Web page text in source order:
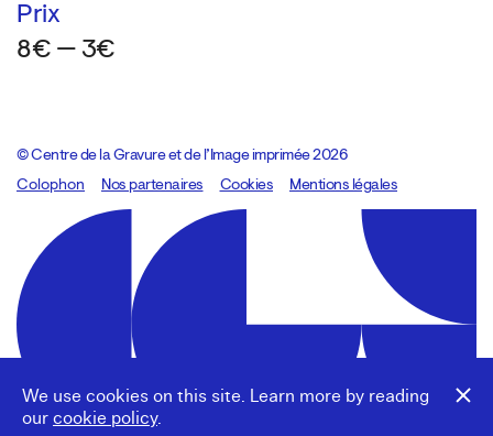
We use cookies on this site. Learn more by reading
our cookie policy.
Prix
8€ — 3€
© Centre de la Gravure et de l’Image imprimée 2026
Colophon
Design:Marcel Kaczmarek, code:8080.studio
Nos partenaires Cookies Mentions légales